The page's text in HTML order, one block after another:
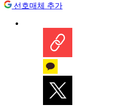
선호매체 추가